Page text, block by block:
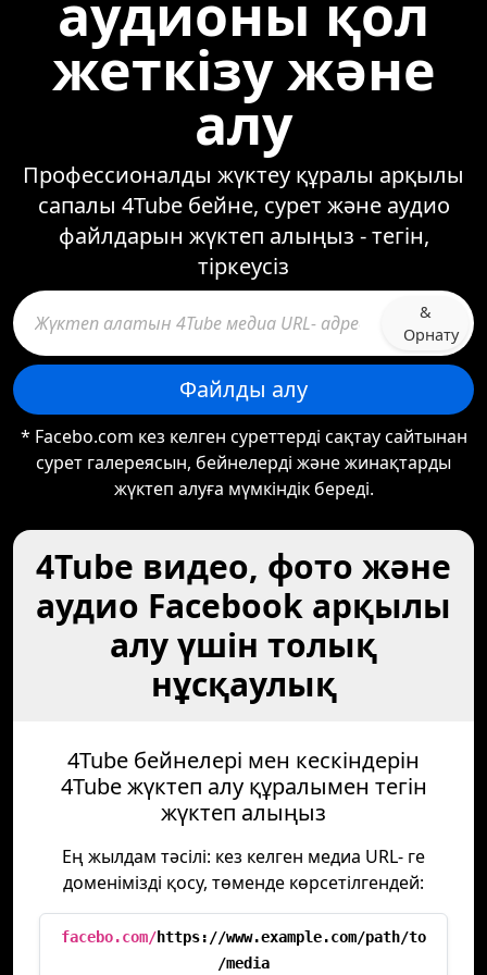
аудионы қол
жеткізу және
алу
Профессионалды жүктеу құралы арқылы
сапалы 4Tube бейне, сурет және аудио
файлдарын жүктеп алыңыз - тегін,
тіркеусіз
&
Орнату
Файлды алу
* Facebo.com кез келген суреттерді сақтау сайтынан
сурет галереясын, бейнелерді және жинақтарды
жүктеп алуға мүмкіндік береді.
4Tube видео, фото және
аудио Facebook арқылы
алу үшін толық
нұсқаулық
4Tube бейнелері мен кескіндерін
4Tube жүктеп алу құралымен тегін
жүктеп алыңыз
Ең жылдам тәсілі: кез келген медиа URL- ге
доменімізді қосу, төменде көрсетілгендей:
facebo.com/https://www.example.com/path/to
/media